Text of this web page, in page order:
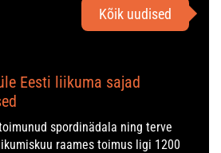
Kõik uudised
Eesti liikuma sajad
spordinädala ning terve
raames toimus ligi 1200